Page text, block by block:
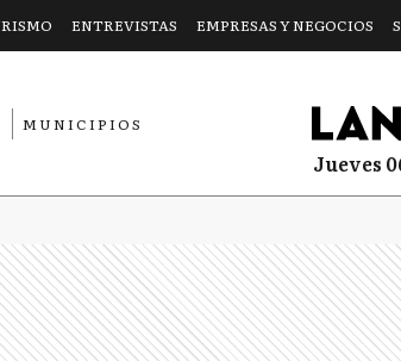
ENTREVISTAS EMPRESAS Y NEGOCIOS
MUNICIPIOS
jueves